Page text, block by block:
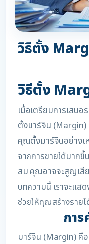
วิธีตั้ง
วิธีตั้ง
เมื่อเตรียมการเสน
ตั้งมาร์จิน
คุณตั้งมาร์จินอย่างเ
จากการขายได้มาก
สม คุณอาจจะสูญเสีย
บทความนี้ เราจะแส
ช่วยให้คุณสร้างราย
กา
มาร์จิน (Margin) คือ